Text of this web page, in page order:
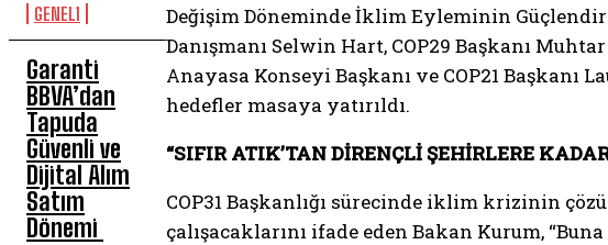
GENEL1
Garanti
BBVA’dan
Tapuda
Güvenli ve
Dijital Alım
Satım
Dönemi
Değişim Döneminde İklim Eyleminin
Danışmanı Selwin Hart, COP29 Başkanı
Anayasa Konseyi Başkanı ve COP21 Başkanı
hedefler masaya yatırıldı.
“SIFIR ATIK’TAN DİRENÇLİ ŞEHİRLERE
COP31 Başkanlığı sürecinde iklim krizinin
çalışacaklarını ifade eden Bakan Kurum,